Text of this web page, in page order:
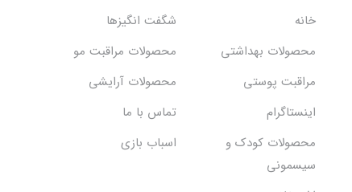
خانه
شگفت انگيزها
محصولات بهداشتي
محصولات مراقبت مو
مراقبت پوستی
محصولات آرایشی
اینستاگرام
تماس با ما
محصولات کودک و
سیسمونی
اسباب بازی